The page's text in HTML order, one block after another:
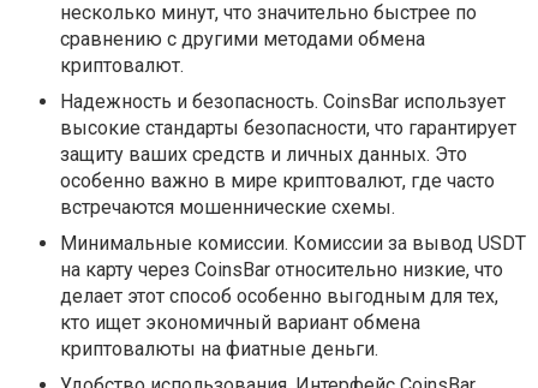
несколько минут, что значительно быстрее по
сравнению с другими методами обмена
криптовалют.
Надежность и безопасность. CoinsBar использует
высокие стандарты безопасности, что гарантирует
защиту ваших средств и личных данных. Это
особенно важно в мире криптовалют, где часто
встречаются мошеннические схемы.
Минимальные комиссии. Комиссии за вывод USDT
на карту через CoinsBar относительно низкие, что
делает этот способ особенно выгодным для тех,
кто ищет экономичный вариант обмена
криптовалюты на фиатные деньги.